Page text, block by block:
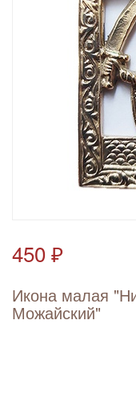
450 ₽
Икона малая
Можайский"